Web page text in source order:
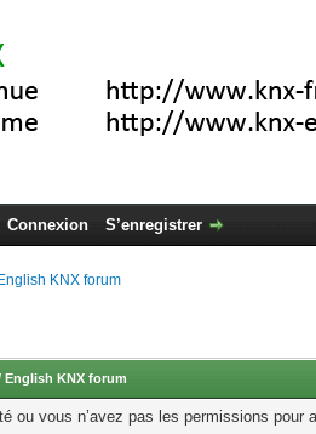
Connexion S’enregistrer
KNX forum
English KNX forum
ou vous n’avez pas les permissions